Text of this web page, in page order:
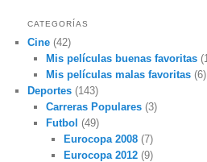
CATEGORÍAS
Cine (42)
Mis películas buenas favoritas
Mis películas malas favoritas(6)
Deportes (143)
Carreras Populares(3)
Futbol (49)
Eurocopa 2008 (7)
Eurocopa 2012 (9)